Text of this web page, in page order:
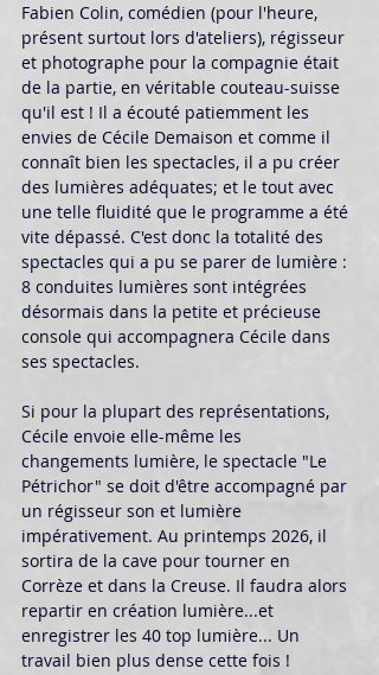
Fabien Colin, comédien (pour l'heure,
présent surtout lors d'ateliers), régisseur
et photographe pour la compagnie était
de la partie, en véritable couteau-suisse
qu'il est ! Il a écouté patiemment les
envies de Cécile Demaison et comme il
connaît bien les spectacles, il a pu créer
des lumières adéquates; et le tout avec
une telle fluidité que le programme a été
vite dépassé. C'est donc la totalité des
spectacles qui a pu se parer de lumière :
8 conduites lumières sont intégrées
désormais dans la petite et précieuse
console qui accompagnera Cécile dans
ses spectacles.
Si pour la plupart des représentations,
Cécile envoie elle-même les
changements lumière, le spectacle "Le
Pétrichor" se doit d'être accompagné par
un régisseur son et lumière
impérativement. Au printemps 2026, il
sortira de la cave pour tourner en
Corrèze et dans la Creuse. Il faudra alors
repartir en création lumière...et
enregistrer les 40 top lumière... Un
travail bien plus dense cette fois !